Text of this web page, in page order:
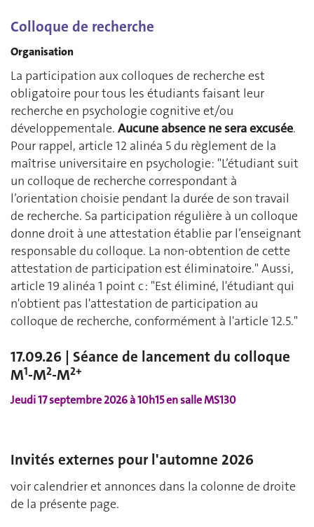
Colloque de recherche
Organisation
La participation aux colloques de recherche est
obligatoire pour tous les étudiants faisant leur
recherche en psychologie cognitive et/ou
développementale. Aucune absence ne sera excusée.
Pour rappel, article 12 alinéa 5 du règlement de la
maîtrise universitaire en psychologie: "L’étudiant suit
un colloque de recherche correspondant à
l’orientation choisie pendant la durée de son travail
de recherche. Sa participation régulière à un colloque
donne droit à une attestation établie par l’enseignant
responsable du colloque. La non-obtention de cette
attestation de participation est éliminatoire." Aussi,
article 19 alinéa 1 point c : "Est éliminé, l'étudiant qui
n'obtient pas l'attestation de participation au
colloque de recherche, conformément à l'article 12.5."
17.09.26 | Séance de lancement du colloque
M1-M2-M2+
Jeudi 17 septembre 2026 à 10h15 en salle MS130
Invités externes pour l'automne 2026
voir calendrier et annonces dans la colonne de droite
de la présente page.